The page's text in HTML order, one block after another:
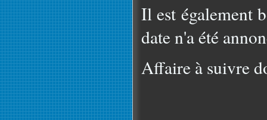
Il est également
date n'a été
Affaire à suivre